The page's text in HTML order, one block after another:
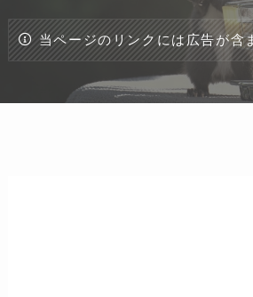
当ページのリンクには広告が含